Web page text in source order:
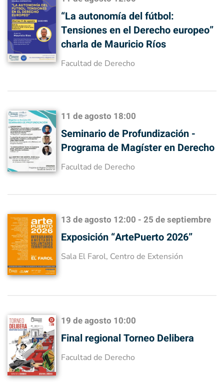
“La autonomía del fútbol:
Tensiones en el Derecho europeo”
charla de Mauricio Ríos
Facultad de Derecho
11 de agosto 18:00
Seminario de Profundización -
Programa de Magíster en Derecho
Facultad de Derecho
13 de agosto 12:00 - 25 de septiembre
Exposición “ArtePuerto 2026”
Sala El Farol, Centro de Extensión
19 de agosto 10:00
Final regional Torneo Delibera
Facultad de Derecho